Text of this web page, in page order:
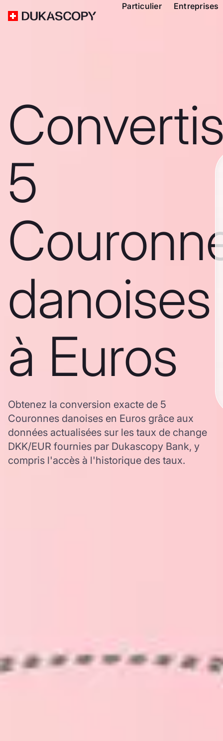
Particulier Entreprises
5
danoises
à Euros
Obtenez la conversion exacte de 5
Couronnes danoises en Euros grâce aux
données actualisées sur les taux de change
DKK/EUR fournies par Dukascopy Bank, y
compris l'accès à l'historique des taux.